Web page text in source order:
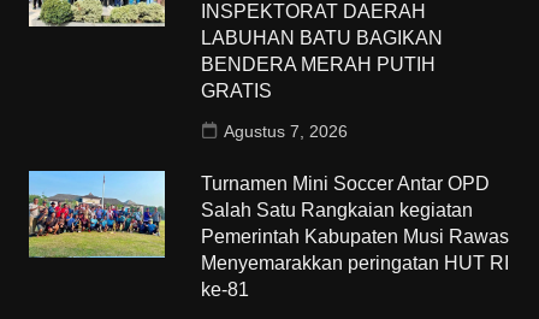
INSPEKTORAT DAERAH
LABUHAN BATU BAGIKAN
BENDERA MERAH PUTIH
GRATIS
Agustus 7, 2026
Turnamen Mini Soccer Antar OPD
Salah Satu Rangkaian kegiatan
Pemerintah Kabupaten Musi Rawas
Menyemarakkan peringatan HUT RI
ke-81